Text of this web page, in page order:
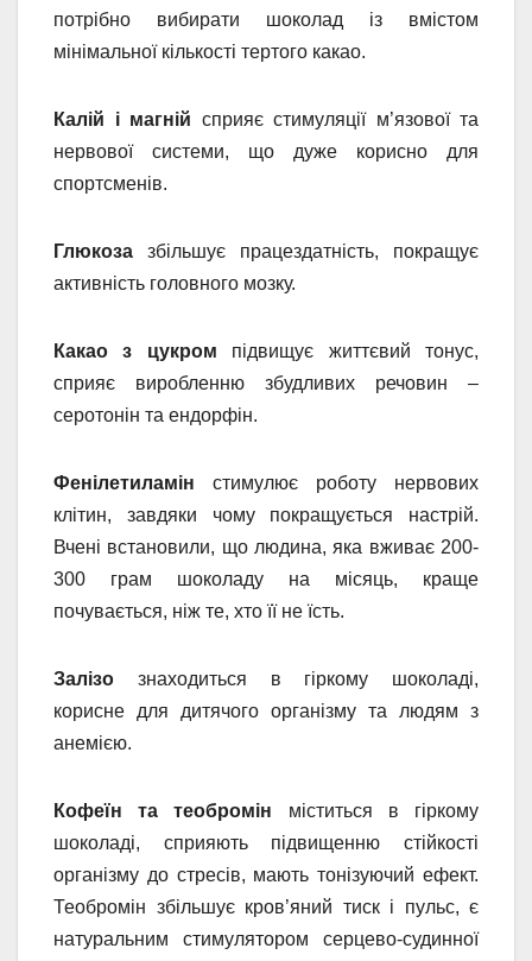
потрібно вибирати шоколад із вмістом
мінімальної кількості тертого какао.
Калій і магній сприяє стимуляції м’язової та
нервової системи, що дуже корисно для
спортсменів.
Глюкоза збільшує працездатність, покращує
активність головного мозку.
Какао з цукром підвищує життєвий тонус,
сприяє виробленню збудливих речовин –
серотонін та ендорфін.
Фенілетиламін стимулює роботу нервових
клітин, завдяки чому покращується настрій.
Вчені встановили, що людина, яка вживає 200-
300 грам шоколаду на місяць, краще
почувається, ніж те, хто її не їсть.
Залізо знаходиться в гіркому шоколаді,
корисне для дитячого організму та людям з
анемією.
Кофеїн та теобромін міститься в гіркому
шоколаді, сприяють підвищенню стійкості
організму до стресів, мають тонізуючий ефект.
Теобромін збільшує кров’яний тиск і пульс, є
натуральним стимулятором серцево-судинної